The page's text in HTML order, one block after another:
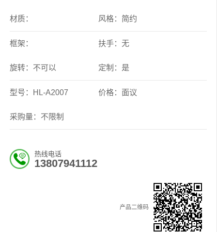
材质： 风格：简约
框架： 扶手：无
旋转：不可以 定制：是
型号：HL-A2007 价格：面议
采购量：不限制
热线电话
13807941112
产品二维码